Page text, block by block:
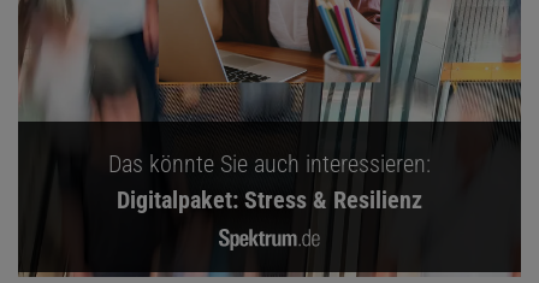
Das könnte Sie auch interessieren:
Digitalpaket: Stress & Resilienz